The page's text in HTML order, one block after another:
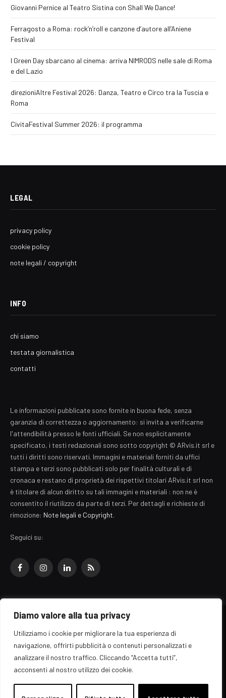
Diamo valore alla tua privacy
Utilizziamo i cookie per migliorare la tua esperienza di
navigazione, offrirti pubblicità o contenuti personalizzati e
analizzare il nostro traffico. Cliccando “Accetta tutti”,
acconsenti al nostro utilizzo dei cookie.
Giovanni Pernice al Teatro Sistina con Shall We Dance!
Ferragosto a Roma: rock’n’roll e canzone d’autore all’Aniene
Festival
I Green Day sbarcano al cinema: arriva NIMRODS nelle sale di Roma
e del Lazio
direzioniAltre Festival 2026: Danza, Teatro e Circo tra la Tuscia e
Roma
CivitaFestival Summer 2026: il programma
LEGAL
privacy policy
cookie policy
note legali / copyright
INFO
chi siamo
testata giornalistica
contatti
Le informazioni pubblicate sono fornite in buona fede, senza
garanzia di correttezza o aggiornamento: si invita a verificarne
l'attendibilità presso le fonti ufficiali. Se non esplicitamente
specificato, i testi redazionali sono sotto copyright © ARvis.it srl e
tutti i diritti sono riservati. Immagini e materiali forniti da uffici
stampa e terzi sono pubblicati solo per finalità culturali e di
cronaca e restano di proprietà dei rispettivi titolari ARvis.it srl non
è titolare di alcun diritto su tali immagini e materiali : non ne è
consentito il riutilizzo da parte di terzi. Per dettagli e richieste di
rimozione: Note legali e Copyright.
Seguici su:
FacebookInstagramLinkedInRSS
© 2026 EZ Rome Designed by ARvis.it
Il portale EZ Rome e' una testata giornalistica di carattere generalista
registrata al tribunale di Roma - Numero 389/2008
Direttore responsabile: Raffaella Roani - ISSN: 2036-783X
Edito da ARvis.it srl - via Alessandria 88 - 00198 Roma CF/PI/R.I.